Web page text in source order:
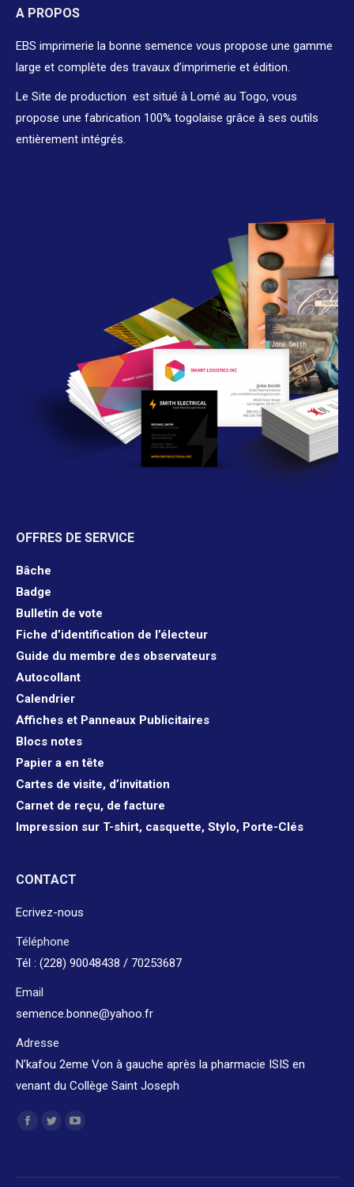
A PROPOS
EBS imprimerie la bonne semence vous propose une gamme
large et complète des travaux d’imprimerie et édition.
Le Site de production est situé à Lomé au Togo, vous
propose une fabrication 100% togolaise grâce à ses outils
entièrement intégrés.
OFFRES DE SERVICE
Bâche
Badge
Bulletin de vote
Fiche d’identification de l’électeur
Guide du membre des observateurs
Autocollant
Calendrier
Affiches et Panneaux Publicitaires
Blocs notes
Papier a en tête
Cartes de visite, d’invitation
Carnet de reçu, de facture
Impression sur T-shirt, casquette, Stylo, Porte-Clés
CONTACT
Ecrivez-nous
Téléphone
Tél : (228) 90048438 / 70253687
Email
semence.bonne@yahoo.fr
Adresse
N’kafou 2eme Von à gauche après la pharmacie ISIS en
venant du Collège Saint Joseph
Trouvez nous sur :